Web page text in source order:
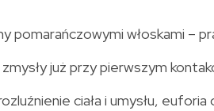
włoskami –
już przy pierwszym
ciała i umysłu, euforia